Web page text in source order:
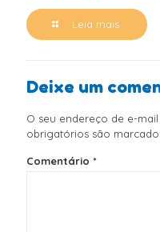
Leia mais
Deixe um
O seu endereço de e-
obrigatórios são
Comentário *